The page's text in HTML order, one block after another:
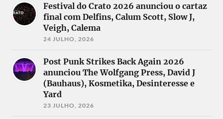
Festival do Crato 2026 anunciou o cartaz
final com Delfins, Calum Scott, Slow J,
Veigh, Calema
24 JULHO, 2026
Post Punk Strikes Back Again 2026
anunciou The Wolfgang Press, David J
(Bauhaus), Kosmetika, Desinteresse e
Yard
23 JULHO, 2026